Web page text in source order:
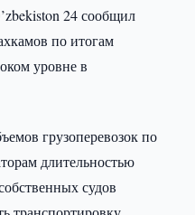
24 сообщил
по итогам
уровне в
грузоперевозок по
длительностью
судов